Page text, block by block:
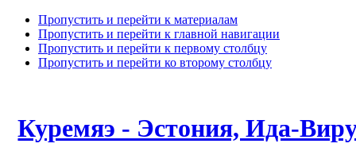
Пропустить и перейти к материалам
Пропустить и перейти к главной навигации
Пропустить и перейти к первому столбцу
Пропустить и перейти ко второму столбцу
Куремяэ - Эстония, Ида-